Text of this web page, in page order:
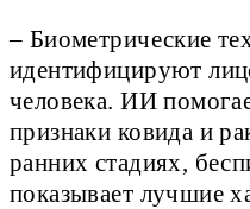
– Биометрические
идентифицируют
человека. ИИ
признаки ковида и
ранних стадиях,
показывает лучшие